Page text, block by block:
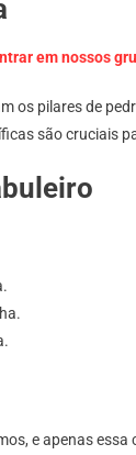
em nossos
os pilares de
são cruciais
e apenas